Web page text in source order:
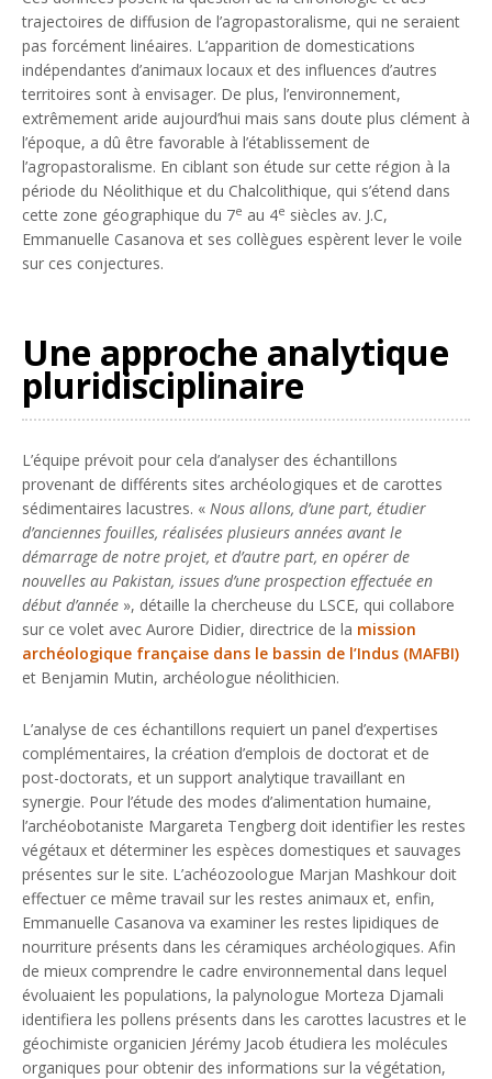
trajectoires de diffusion de l’agropastoralisme, qui ne seraient
pas forcément linéaires. L’apparition de domestications
indépendantes d’animaux locaux et des influences d’autres
territoires sont à envisager. De plus, l’environnement,
extrêmement aride aujourd’hui mais sans doute plus clément à
l’époque, a dû être favorable à l’établissement de
l’agropastoralisme. En ciblant son étude sur cette région à la
période du Néolithique et du Chalcolithique, qui s’étend dans
cette zone géographique du 7e au 4e siècles av. J.C,
Emmanuelle Casanova et ses collègues espèrent lever le voile
sur ces conjectures.
Une approche analytique
pluridisciplinaire
L’équipe prévoit pour cela d’analyser des échantillons
provenant de différents sites archéologiques et de carottes
sédimentaires lacustres. « Nous allons, d’une part, étudier
d’anciennes fouilles, réalisées plusieurs années avant le
démarrage de notre projet, et d’autre part, en opérer de
nouvelles au Pakistan, issues d’une prospection effectuée en
début d’année », détaille la chercheuse du LSCE, qui collabore
sur ce volet avec Aurore Didier, directrice de la mission
archéologique française dans le bassin de l’Indus (MAFBI)
et Benjamin Mutin, archéologue néolithicien.
L’analyse de ces échantillons requiert un panel d’expertises
complémentaires, la création d’emplois de doctorat et de
post-doctorats, et un support analytique travaillant en
synergie. Pour l’étude des modes d’alimentation humaine,
l’archéobotaniste Margareta Tengberg doit identifier les restes
végétaux et déterminer les espèces domestiques et sauvages
présentes sur le site. L’achéozoologue Marjan Mashkour doit
effectuer ce même travail sur les restes animaux et, enfin,
Emmanuelle Casanova va examiner les restes lipidiques de
nourriture présents dans les céramiques archéologiques. Afin
de mieux comprendre le cadre environnemental dans lequel
évoluaient les populations, la palynologue Morteza Djamali
identifiera les pollens présents dans les carottes lacustres et le
géochimiste organicien Jérémy Jacob étudiera les molécules
organiques pour obtenir des informations sur la végétation,